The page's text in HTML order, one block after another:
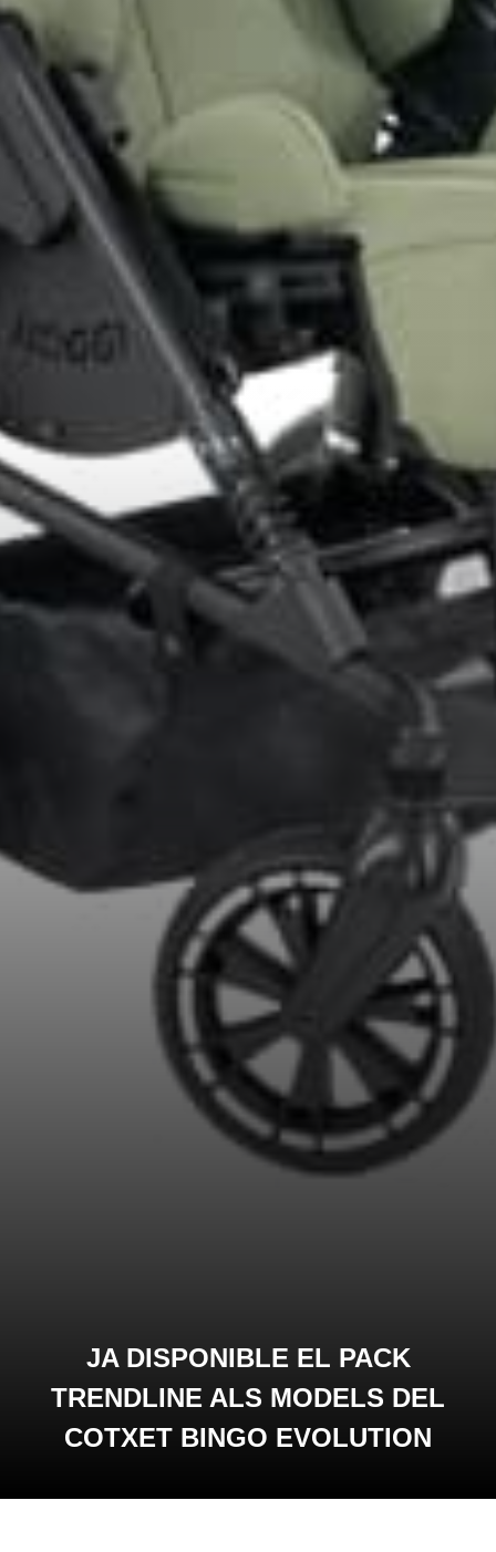
JA DISPONIBLE EL PACK
TRENDLINE ALS MODELS DEL
COTXET BINGO EVOLUTION